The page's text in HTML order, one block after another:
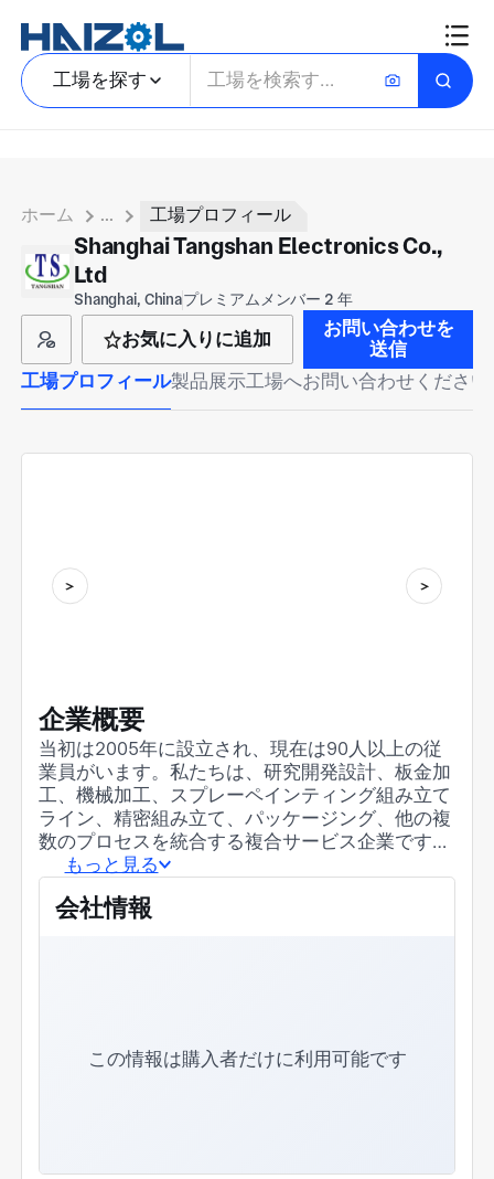
工場を探す
ホーム ... 工場プロフィール
Shanghai Tangshan Electronics Co.,
Ltd
Shanghai, Chinaプレミアムメンバー 2 年
お気に入りに追加
お問い合わせを
送信
工場プロフィール製品展示工場へお問い合わせください
企業概要
当初は2005年に設立され、現在は90人以上の従
業員がいます。私たちは、研究開発設計、板金加
工、機械加工、スプレーペインティング組み立て
ライン、精密組み立て、パッケージング、他の複
数のプロセスを統合する複合サービス企業です。
お客様の多様な注文ニーズに対応するワンストッ
約束し、より柔軟で高品質で応答性の高いサービ
で企業の管理を強化してきました。 時代の継続的
な進歩、ビジネスの成長、そしてすべての関係者
用プラグインボックスおよび制御キャビネット産
もっと見る
会社情報
この情報は購入者だけに利用可能です